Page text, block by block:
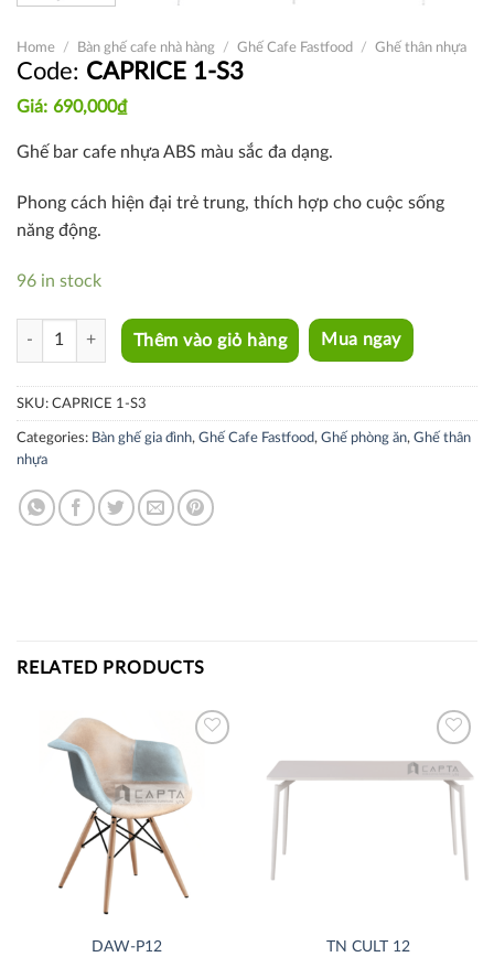
Home / Bàn ghế cafe nhà hàng / Ghế Cafe Fastfood / Ghế thân nhựa
CAPRICE 1-S3
690,000₫
Ghế bar cafe nhựa ABS màu sắc đa dạng.
Phong cách hiện đại trẻ trung, thích hợp cho cuộc sống
năng động.
96 in stock
CAPRICE 1-S3 quantity
Thêm vào giỏ hàng Mua ngay
SKU: CAPRICE 1-S3
Categories: Bàn ghế gia đình, Ghế Cafe Fastfood, Ghế phòng ăn, Ghế thân
nhựa
RELATED PRODUCTS
DAW-P12
Thích
TN CULT 12